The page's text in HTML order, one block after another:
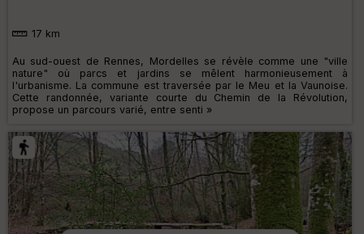
17 km
Au sud-ouest de Rennes, Mordelles se révèle comme une "ville
nature" où parcs et jardins se mêlent harmonieusement à
l'urbanisme. La commune est traversée par le Meu et la Vaunoise.
Cette randonnée, variante courte du Chemin de la Révolution,
propose un parcours varié, entre senti »